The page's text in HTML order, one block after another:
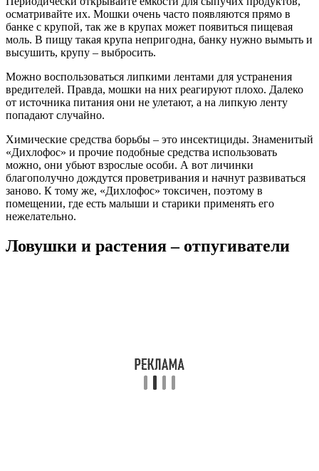
осматривайте их. Мошки очень часто появляются прямо в
банке с крупой, так же в крупах может появиться пищевая
моль. В пищу такая крупа непригодна, банку нужно вымыть и
высушить, крупу – выбросить.
Можно воспользоваться липкими лентами для устранения
вредителей. Правда, мошки на них реагируют плохо. Далеко
от источника питания они не улетают, а на липкую ленту
попадают случайно.
Химические средства борьбы – это инсектициды. Знаменитый
«Дихлофос» и прочие подобные средства использовать
можно, они убьют взрослые особи. А вот личинки
благополучно дождутся проветривания и начнут развиваться
заново. К тому же, «Дихлофос» токсичен, поэтому в
помещении, где есть малыши и старики применять его
нежелательно.
Ловушки и растения – отпугиватели